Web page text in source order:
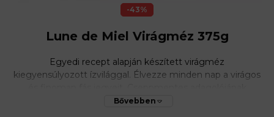
43
Lune de Miel Virágméz 375g
Egyedi recept alapján készített virágméz
kiegyensúlyozott ízvilággal. Élvezze minden nap a virágos
köszönhetően könnyen adagolható, így praktikus a